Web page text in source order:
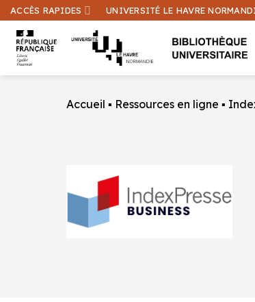
Passer
au
contenu
ACCÈS RAPIDES UNIVERSITÉ LE HAVRE
Accueil ▪ Ressources en ligne ▪